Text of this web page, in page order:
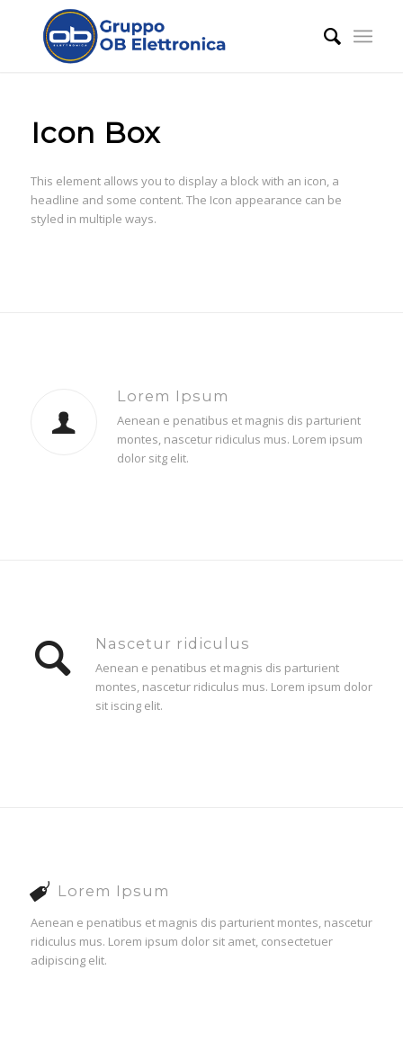
Icon Box
This element allows you to display a block with an icon, a
headline and some content. The Icon appearance can be
styled in multiple ways.
Lorem Ipsum
Aenean e penatibus et magnis dis parturient
montes, nascetur ridiculus mus. Lorem ipsum
dolor sitg elit.
Nascetur ridiculus
Aenean e penatibus et magnis dis parturient
montes, nascetur ridiculus mus. Lorem ipsum dolor
sit iscing elit.
Lorem Ipsum
Aenean e penatibus et magnis dis parturient montes, nascetur
ridiculus mus. Lorem ipsum dolor sit amet, consectetuer
adipiscing elit.